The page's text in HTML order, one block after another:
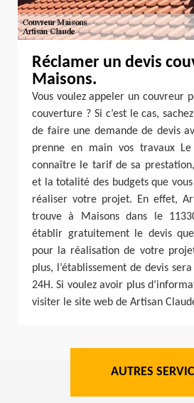
Réclamer un devis
Maisons.
Vous voulez appeler un couvreur
couverture ? Si c’est le cas,
de faire une demande de devis
prenne en main vos travaux
connaître le tarif de sa
et la totalité des budgets que
réaliser votre projet. En effet,
trouve à Maisons dans le
établir gratuitement le devis
pour la réalisation de votre
plus, l’établissement de devis
24H. Si voulez avoir plus
visiter le site web de Artisan
AUTRES